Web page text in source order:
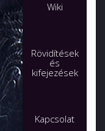
Wiki
Rövidítések
és
kifejezések
Kapcsolat